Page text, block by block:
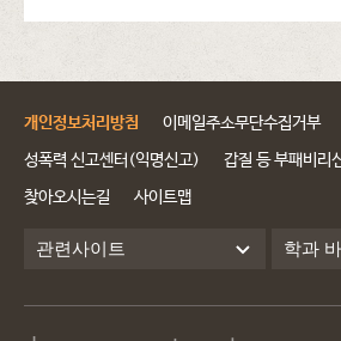
개인정보처리방침 이메일주소무단수집거부
성폭력 신고센터(익명신고)
갑질 등 부패비리
찾아오시는길
사이트맵
관련사이트 학과